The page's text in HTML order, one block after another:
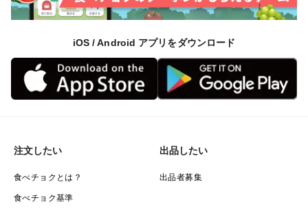
iOS / Android アプリをダウンロード
注文したい
食べチョクとは？
食べチョク基準
出品したい
出品者募集